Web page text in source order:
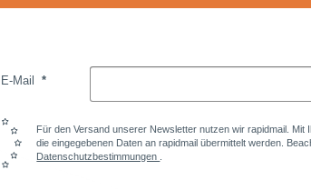
E-Mail
Für den Versand unserer Newsletter nutzen wir rapidmail. Mit
die eingegebenen Daten an rapidmail übermittelt werden.
Datenschutzbestimmungen